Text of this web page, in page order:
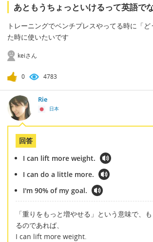
あともうちょっといけるって英語で
トレーニングでベンチプレスやってる時に「
た時に使いたいです
keiさん
0 4783
Rie
日本
回答
I can lift more weight.
I can do a little more.
I'm 90% of my goal.
「重りをもっと増やせる」という意味で、
るのであれば、
I can lift more weight.